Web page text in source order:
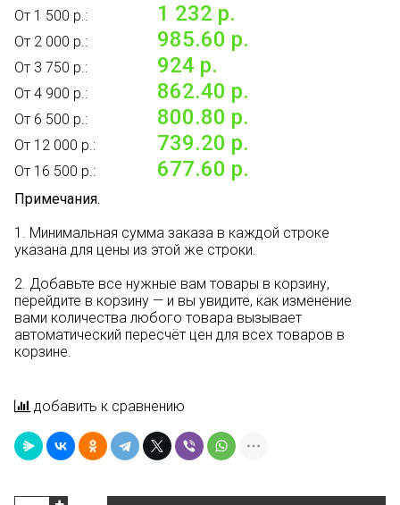
От 1 500 р.:
1 232 р.
От 2 000 р.: 985.60 р.
От 3 750 р.: 924 р.
От 4 900 р.: 862.40 р.
От 6 500 р.: 800.80 р.
От 12 000 р.: 739.20 р.
От 16 500 р.: 677.60 р.
Примечания.
1. Минимальная сумма заказа в каждой строке
указана для цены из этой же строки.
2. Добавьте все нужные вам товары в корзину,
перейдите в корзину — и вы увидите, как изменение
вами количества любого товара вызывает
автоматический пересчёт цен для всех товаров в
корзине.
добавить к сравнению